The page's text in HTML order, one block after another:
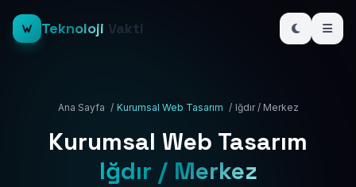
Teknoloji Vakti
Ana Sayfa / Kurumsal Web Tasarım / Iğdır / Merkez
Kurumsal Web Tasarım
Iğdır / Merkez